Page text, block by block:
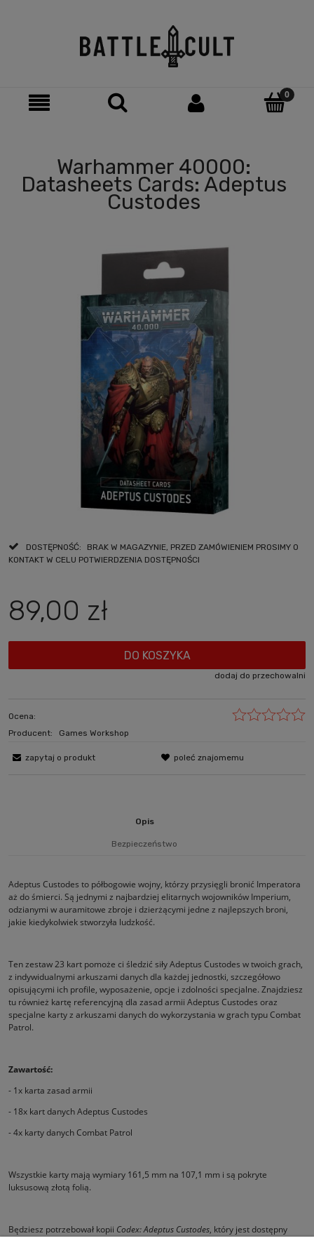
Warhammer 40000:
Datasheets Cards: Adeptus
Custodes
DOSTĘPNOŚĆ:
BRAK W MAGAZYNIE, PRZED ZAMÓWIENIEM PROSIMY O
KONTAKT W CELU POTWIERDZENIA DOSTĘPNOŚCI
89,00 zł
DO KOSZYKA
dodaj do przechowalni
Ocena:
Producent:
Games Workshop
zapytaj o produkt poleć znajomemu
Opis
Bezpieczeństwo
Adeptus Custodes to półbogowie wojny, którzy przysięgli bronić Imperatora
aż do śmierci. Są jednymi z najbardziej elitarnych wojowników Imperium,
odzianymi w auramitowe zbroje i dzierżącymi jedne z najlepszych broni,
jakie kiedykolwiek stworzyła ludzkość.
Ten zestaw 23 kart pomoże ci śledzić siły Adeptus Custodes w twoich grach,
z indywidualnymi arkuszami danych dla każdej jednostki, szczegółowo
opisującymi ich profile, wyposażenie, opcje i zdolności specjalne. Znajdziesz
tu również kartę referencyjną dla zasad armii Adeptus Custodes oraz
specjalne karty z arkuszami danych do wykorzystania w grach typu Combat
Patrol.
Zawartość:
- 1x karta zasad armii
- 18x kart danych Adeptus Custodes
- 4x karty danych Combat Patrol
Wszystkie karty mają wymiary 161,5 mm na 107,1 mm i są pokryte
luksusową złotą folią.
Będziesz potrzebował kopii Codex:Adeptus Custodes, który jest dostępny